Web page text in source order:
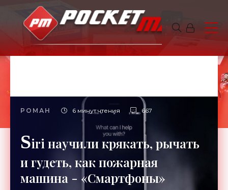
РОМАН 6 минут чтения 667
Siri научили крякать, рычать
и гудеть, как пожарная
машина - «Смартфоны»